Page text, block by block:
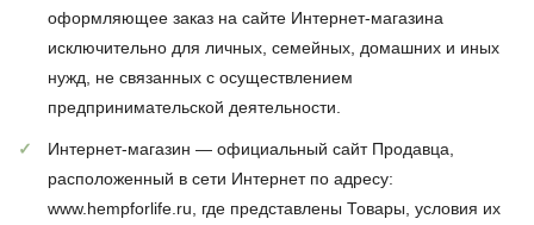
оформляющее заказ на сайте Интернет-магазина
исключительно для личных, семейных, домашних и иных
нужд, не связанных с осуществлением
предпринимательской деятельности.
Интернет-магазин — официальный сайт Продавца,
расположенный в сети Интернет по адресу:
www.hempforlife.ru, где представлены Товары, условия их